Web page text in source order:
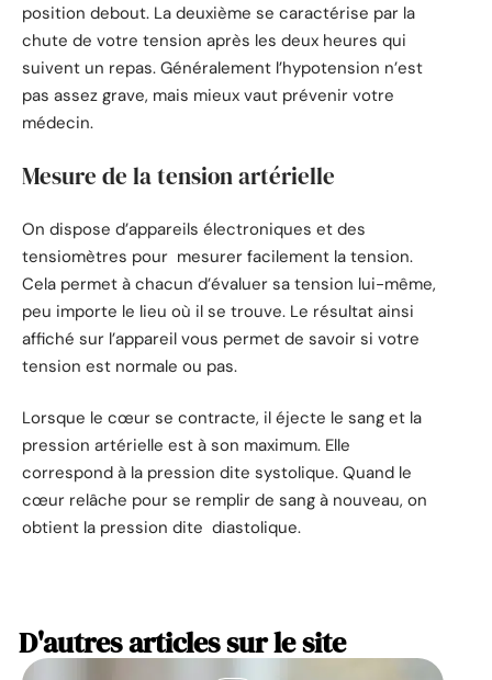
position debout. La deuxième se caractérise par la
chute de votre tension après les deux heures qui
suivent un repas. Généralement l’hypotension n’est
pas assez grave, mais mieux vaut prévenir votre
médecin.
Mesure de la tension artérielle
On dispose d’appareils électroniques et des
tensiomètres pour mesurer facilement la tension.
Cela permet à chacun d’évaluer sa tension lui-même,
peu importe le lieu où il se trouve. Le résultat ainsi
affiché sur l’appareil vous permet de savoir si votre
tension est normale ou pas.
Lorsque le cœur se contracte, il éjecte le sang et la
pression artérielle est à son maximum. Elle
correspond à la pression dite systolique. Quand le
cœur relâche pour se remplir de sang à nouveau, on
obtient la pression dite diastolique.
D'autres articles sur le site